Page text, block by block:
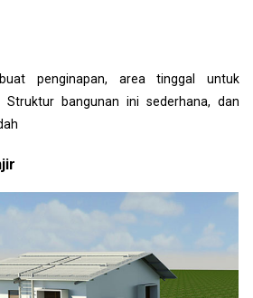
penginapan, area tinggal untuk
Struktur bangunan ini sederhana, dan